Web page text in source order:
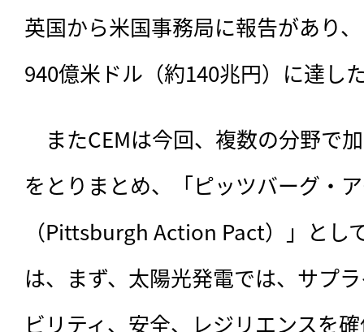
英国から米国事務局に報告があり
940億米ドル（約140兆円）に達し
またCEMは今回、複数の分野で
をとりまとめ、「ピッツバーグ・
（Pittsburgh Action Pact）」とし
は、まず、太陽光発電では、サプ
ビリティ、安全、レジリエンスを